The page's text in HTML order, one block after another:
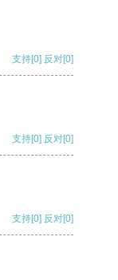
支持[0] 反对[0]
支持[0] 反对[0]
支持[0] 反对[0]